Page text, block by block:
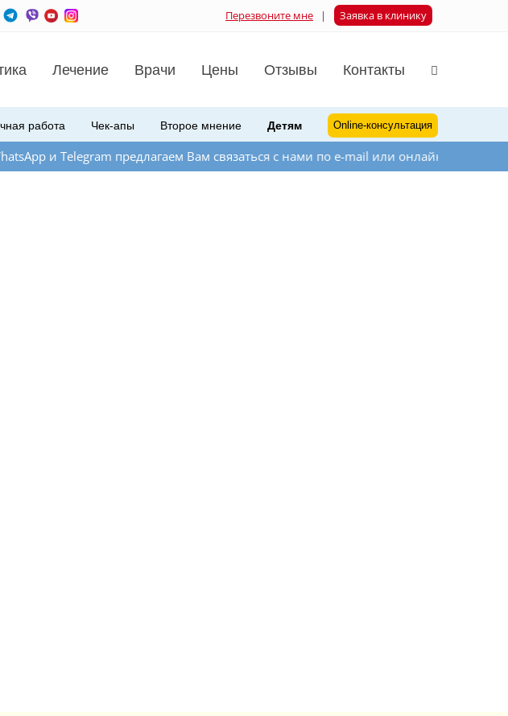
Перезвоните мне | Заявка в клинику
Лечение Врачи Цены Отзывы Контакты
работа Чек-апы Второе мнение Детям Online-консультация
предлагаем Вам связаться с нами по e-mail или онлайн-мессенджера на